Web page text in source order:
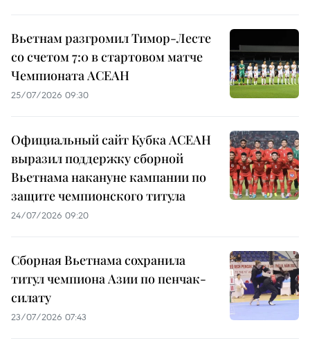
Вьетнам разгромил Тимор-Лесте
со счетом 7:0 в стартовом матче
Чемпионата АСЕАН
25/07/2026 09:30
Официальный сайт Кубка АСЕАН
выразил поддержку сборной
Вьетнама накануне кампании по
защите чемпионского титула
24/07/2026 09:20
Сборная Вьетнама сохранила
титул чемпиона Азии по пенчак-
силату
23/07/2026 07:43